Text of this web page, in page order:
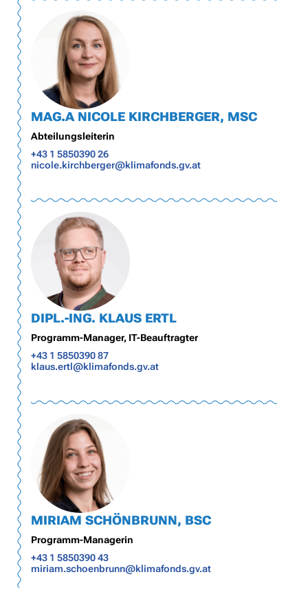
MAG.A NICOLE KIRCHBERGER, MSC
Abteilungsleiterin
+43 1 5850390 26
nicole.kirchberger@klimafonds.gv.at
DIPL.-ING. KLAUS ERTL
Programm-Manager, IT-Beauftragter
+43 1 5850390 87
klaus.ertl@klimafonds.gv.at
MIRIAM SCHÖNBRUNN, BSC
Programm-Managerin
+43 1 5850390 43
miriam.schoenbrunn@klimafonds.gv.at